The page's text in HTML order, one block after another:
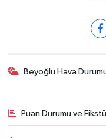
Beyoğlu Hava
Puan Durumu ve